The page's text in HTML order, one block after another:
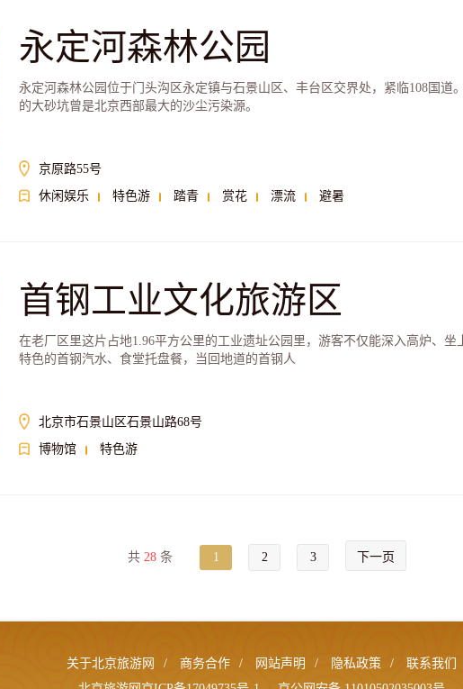
永定河森林公园
永定河森林公园位于门头沟区永定镇与石景山区、丰台区交界处，紧临108国道
的大砂坑曾是北京西部最大的沙尘污染源。
京原路55号
休闲娱乐
特色游 踏青 赏花 漂流 避暑
首钢工业文化旅游区
在老厂区里这片占地1.96平方公里的工业遗址公园里，游客不仅能深入高炉、
特色的首钢汽水、食堂托盘餐，当回地道的首钢人
北京市石景山区石景山路68号
博物馆
特色游
共 28 条 1 2 3 下一页
关于北京旅游网 / 商务合作 / 网站声明 / 隐私政策 /
联系我们